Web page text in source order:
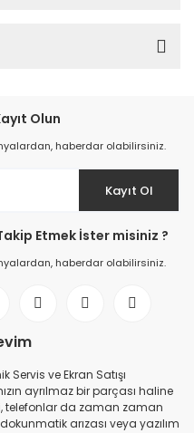
Olun
haberdar olabilirsiniz.
Kayıt Ol
Etmek İster misiniz ?
haberdar olabilirsiniz.
Servis ve Ekran Satışı
ayrılmaz bir parçası haline
telefonlar da zaman zaman
arızası veya yazılım